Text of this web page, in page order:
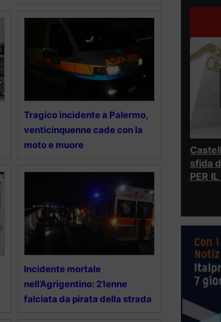
Tragico incidente a Palermo,
venticinquenne cade con la
moto e muore
Incidente mortale
nell’Agrigentino: 21enne
falciata da pirata della strada
sfida
PER